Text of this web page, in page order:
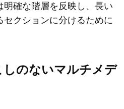
確な階層を反映し、長い
クションに分けるために
しのないマルチメデ